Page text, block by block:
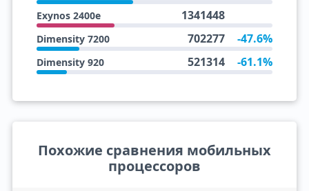
Exynos 2400e 1341448
Dimensity 7200 702277 -47.6%
Dimensity 920 521314 -61.1%
Похожие сравнения мобильных
процессоров